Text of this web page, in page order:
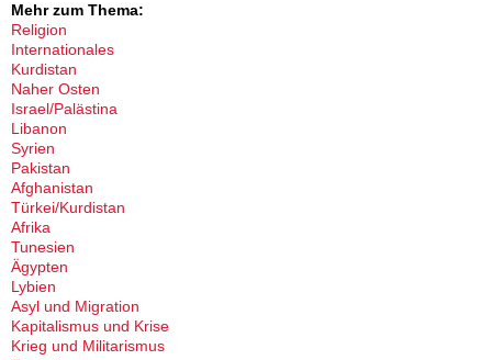
Mehr zum Thema:
Religion
Internationales
Kurdistan
Naher Osten
Israel/Palästina
Libanon
Syrien
Pakistan
Afghanistan
Türkei/Kurdistan
Afrika
Tunesien
Ägypten
Lybien
Asyl und Migration
Kapitalismus und Krise
Krieg und Militarismus